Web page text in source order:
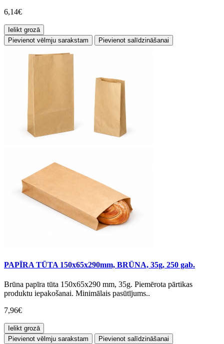
6,14€
Ielikt grozā
Pievienot vēlmju sarakstam
Pievienot salīdzināšanai
PAPĪRA TŪTA 150x65x290mm, BRŪNA, 35g, 250 gab.
Brūna papīra tūta 150x65x290 mm, 35g. Piemērota pārtikas
produktu iepakošanai. Minimālais pasūtījums..
7,96€
Ielikt grozā
Pievienot vēlmju sarakstam
Pievienot salīdzināšanai